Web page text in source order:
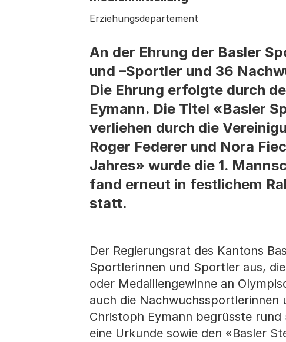
Erziehungsdepartement
An der Ehrung der Basler
und –Sportler und 36
Die Ehrung erfolgte durch
Eymann. Die Titel «Basler
verliehen durch die
Roger Federer und Nora
Jahres» wurde die 1.
fand erneut in festlichem
statt.
Der Regierungsrat des Kantons
Sportlerinnen und Sportler aus,
oder Medaillengewinne an
auch die
Christoph Eymann begrüsste
eine Urkunde sowie den «Basler